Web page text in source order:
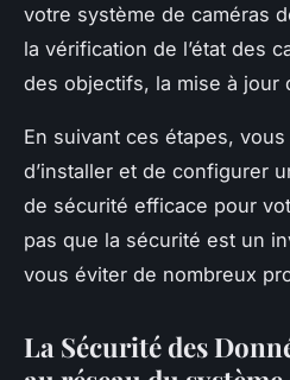
votre système de caméras
la vérification de l’état des
des objectifs, la mise à jour
En suivant ces étapes,
d’installer et de configurer
de sécurité efficace pour
pas que la sécurité est un
vous éviter de nombreux
La Sécurité des